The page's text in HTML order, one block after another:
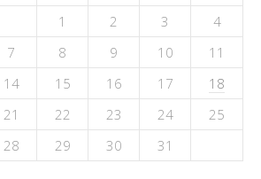
1
2 3
4
7 8 9 10
11
14 15 16 17
18
21 22 23 24
25
28 29 30 31